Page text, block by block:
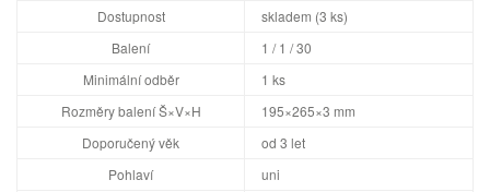
Dostupnost
skladem (3 ks)
Balení
1 / 1 / 30
Minimální odběr
1 ks
Rozměry balení Š×V×H
195×265×3 mm
Doporučený věk
od 3 let
Pohlaví
uni